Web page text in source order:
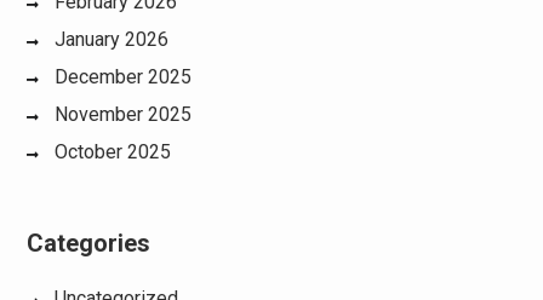
January 2026
December 2025
November 2025
October 2025
Categories